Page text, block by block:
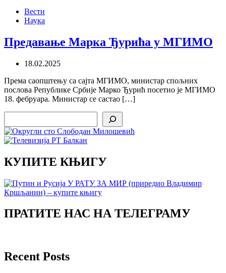
Вести
Наука
Предавање Марка Ђурића у МГИМО
18.02.2025
Према саопштењу са сајта МГИМО, министар спољних
послова Републике Србије Марко Ђурић посетио је МГИМО
18. фебруара. Министар се састао […]
КУПИТЕ КЊИГУ
ПРАТИТЕ НАС НА ТЕЛЕГРАМУ
Recent Posts